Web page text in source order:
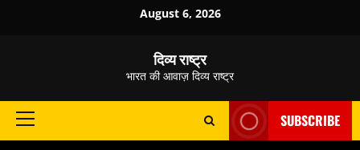
August 6, 2026
दिव्य राष्ट्र
भारत की आवाज़ दिव्य राष्ट्र
Primary
SUBSCRIBE